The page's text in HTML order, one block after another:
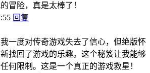
冒险，真是太棒了！
回复
一度对传奇游戏失去了信心，但绝版怀
找回了游戏的乐趣。这个秘笈让我能够
何限制。这是一个真正的游戏救星！